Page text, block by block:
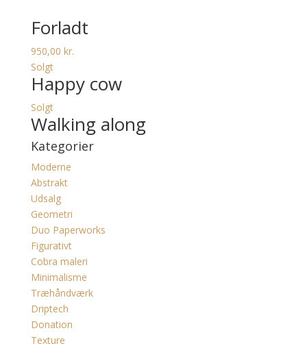
Forladt
950,00 kr.
Solgt
Happy cow
Solgt
Walking along
Kategorier
Moderne
Abstrakt
Udsalg
Geometri
Duo Paperworks
Figurativt
Cobra maleri
Minimalisme
Træhåndværk
Driptech
Donation
Texture